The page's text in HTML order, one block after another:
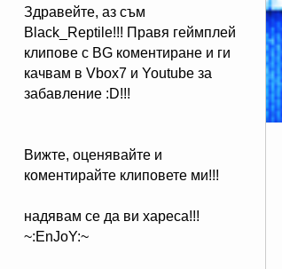
Здравейте, аз съм
Black_Reptile!!! Правя геймплей
клипове с BG коментиране и ги
качвам в Vbox7 и Youtube за
забавление :D!!!
Вижте, оценявайте и
коментирайте клиповете ми!!!
надявам се да ви хареса!!!
~:EnJoY:~